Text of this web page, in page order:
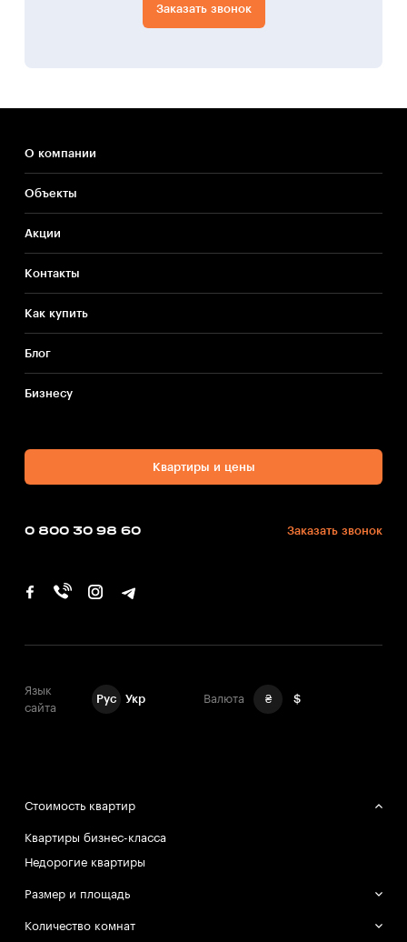
Заказать звонок
О компании
Объекты
Акции
Контакты
Как купить
Блог
Бизнесу
Квартиры и цены
0 800 30 98 60 Заказать звонок
Язык
сайта
Рус Укр Валюта ₴ $
Стоимость квартир
Квартиры бизнес-класса
Недорогие квартиры
Размер и площадь
Большие квартиры
Количество комнат